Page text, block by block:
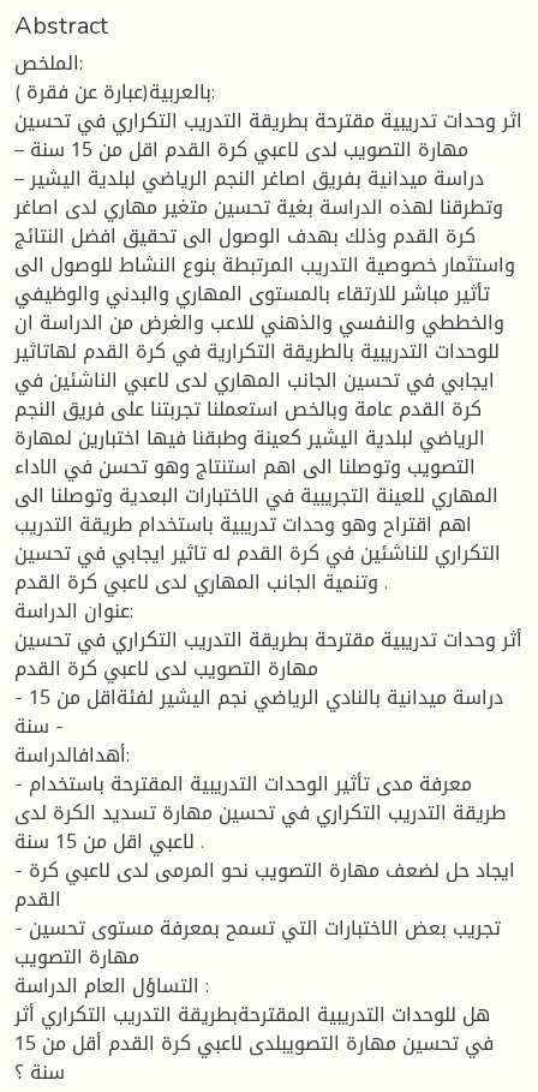
Abstract
الملخص:
بالعربية(عبارة عن فقرة ):
اثر وحدات تدريبية مقترحة بطريقة التدريب التكراري في تحسين
مهارة التصويب لدى لاعبي كرة القدم اقل من 15 سنة –
دراسة ميدانية بفريق اصاغر النجم الرياضي لبلدية اليشير –
وتطرقنا لهذه الدراسة بغية تحسين متغير مهاري لدى اصاغر
كرة القدم وذلك بهدف الوصول الى تحقيق افضل النتائج
واستثمار خصوصية التدريب المرتبطة بنوع النشاط للوصول الى
تأثير مباشر للارتقاء بالمستوى المهاري والبدني والوظيفي
والخططي والنفسي والذهني للاعب والغرض من الدراسة ان
للوحدات التدريبية بالطريقة التكرارية في كرة القدم لهاتاثير
ايجابي في تحسين الجانب المهاري لدى لاعبي الناشئين في
كرة القدم عامة وبالخص استعملنا تجربتنا على فريق النجم
الرياضي لبلدية اليشير كعينة وطبقنا فيها اختبارين لمهارة
التصويب وتوصلنا الى اهم استنتاج وهو تحسن في الاداء
المهاري للعينة التجريبية في الاختبارات البعدية وتوصلنا الى
اهم اقتراح وهو وحدات تدريبية باستخدام طريقة التدريب
التكراري للناشئين في كرة القدم له تاثير ايجابي في تحسين
وتنمية الجانب المهاري لدى لاعبي كرة القدم .
عنوان الدراسة:
أثر وحدات تدريبية مقترحة بطريقة التدريب التكراري في تحسين
مهارة التصويب لدى لاعبي كرة القدم
- دراسة ميدانية بالنادي الرياضي نجم اليشير لفئةاقل من 15
سنة -
أهدافالدراسة:
- معرفة مدى تأثير الوحدات التدريبية المقترحة باستخدام
طريقة التدريب التكراري في تحسين مهارة تسديد الكرة لدى
لاعبي اقل من 15 سنة .
- ايجاد حل لضعف مهارة التصويب نحو المرمى لدى لاعبي كرة
القدم
- تجريب بعض الاختبارات التي تسمح بمعرفة مستوى تحسين
مهارة التصويب
التساؤل العام الدراسة :
هل للوحدات التدريبية المقترحةبطريقة التدريب التكراري أثر
في تحسين مهارة التصويبلدى لاعبي كرة القدم أقل من 15
سنة ؟